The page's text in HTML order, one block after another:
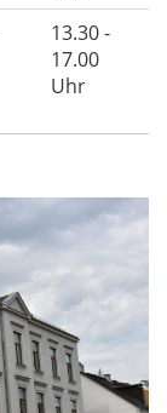
13.30 -
17.00
Uhr